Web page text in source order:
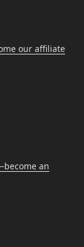
our affiliate
an